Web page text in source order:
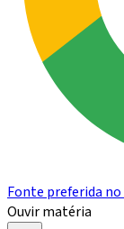
Fonte preferida
Ouvir matéria